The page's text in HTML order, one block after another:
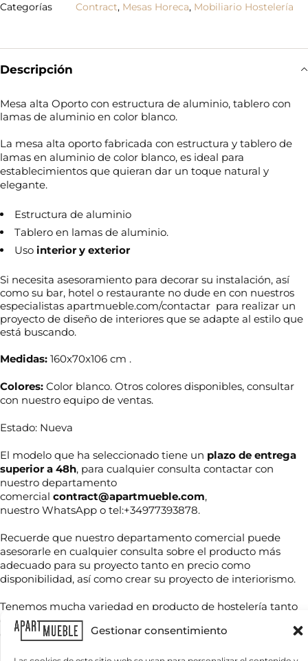
Gestionar consentimiento
Categorías
Contract, Mesas Horeca, Mobiliario Hostelería
Descripción
Mesa alta Oporto con estructura de aluminio, tablero con
lamas de aluminio en color blanco.
La mesa alta oporto fabricada con estructura y tablero de
lamas en aluminio de color blanco, es ideal para
establecimientos que quieran dar un toque natural y
elegante.
Estructura de aluminio
Tablero en lamas de aluminio.
Uso interior y exterior
Si necesita asesoramiento para decorar su instalación, así
como su bar, hotel o restaurante no dude en con nuestros
especialistas apartmueble.com/contactar para realizar un
proyecto de diseño de interiores que se adapte al estilo que
está buscando.
Medidas: 160x70x106 cm .
Colores: Color blanco. Otros colores disponibles, consultar
con nuestro equipo de ventas.
Estado: Nueva
El modelo que ha seleccionado tiene un plazo de entrega
superior a 48h, para cualquier consulta contactar con
nuestro departamento
comercial contract@apartmueble.com,
nuestro WhatsApp o tel:+34977393878.
Recuerde que nuestro departamento comercial puede
asesorarle en cualquier consulta sobre el producto más
adecuado para su proyecto tanto en precio como
disponibilidad, así como crear su proyecto de interiorismo.
Tenemos mucha variedad en producto de hostelería tanto
de importación como nacional, por compra unitaria o de
contenedores.
N
m
b
e
*
T
e
é
o
n
C
o